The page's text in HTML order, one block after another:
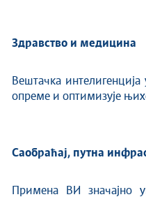
Здравство и медицина
Вештачка интелигенција
опреме и оптимизује
Саобраћај, путна
Примена ВИ значајно